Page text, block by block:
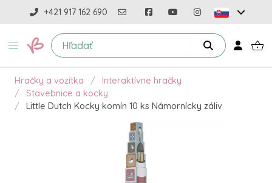
+421 917 162 690
Hračky a vozítka
Interaktívne hračky
Stavebnice a kocky
Little Dutch Kocky komín 10 ks Námornícky záliv